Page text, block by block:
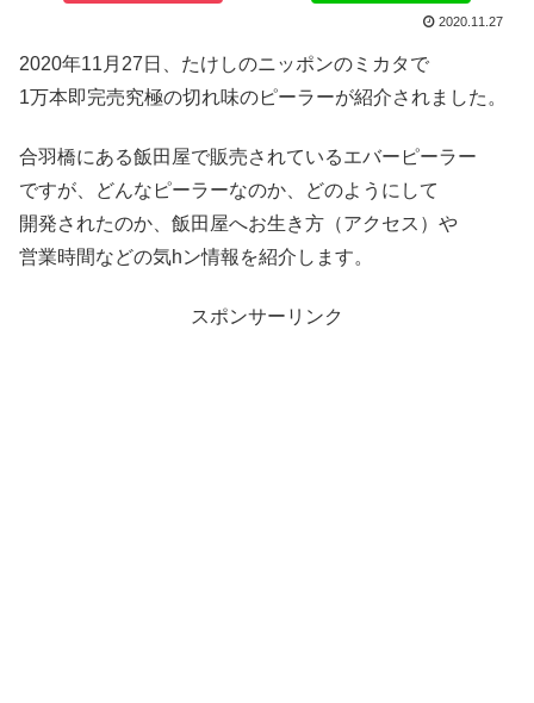
2020.11.27
2020年11月27日、たけしのニッポンのミカタで
1万本即完売究極の切れ味のピーラーが紹介されました。
合羽橋にある飯田屋で販売されているエバーピーラー
ですが、どんなピーラーなのか、どのようにして
開発されたのか、飯田屋へお生き方（アクセス）や
営業時間などの気hン情報を紹介します。
スポンサーリンク